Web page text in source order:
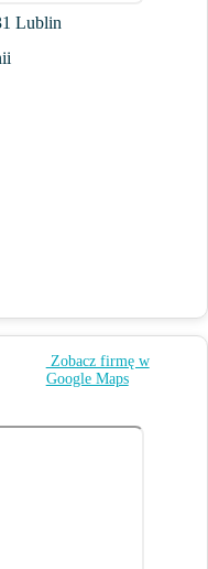
Lublin
️ Zobacz firmę w
Google Maps